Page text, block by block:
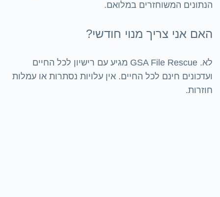
הנתונים המשוחזרים במלואם.
האם אני צריך מנוי חודשי?
לא. GSA File Rescue מגיע עם רישיון לכל החיים
ועדכונים חינם לכל החיים. אין עלויות נסתרות או עמלות
חוזרות.